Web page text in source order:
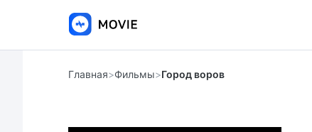
Главная>Фильмы>Город воров